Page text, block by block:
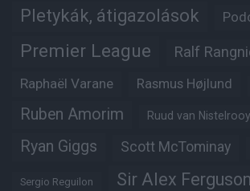
Pletykák, átigazolások
Premier League Ralf
Raphaël Varane Rasmus Højlund
Ruben Amorim Ruud van Nistelrooy
Ryan Giggs Scott McTominay
Sergio Reguilon Sir Alex Ferguson